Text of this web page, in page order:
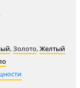
,Золото,Желтый